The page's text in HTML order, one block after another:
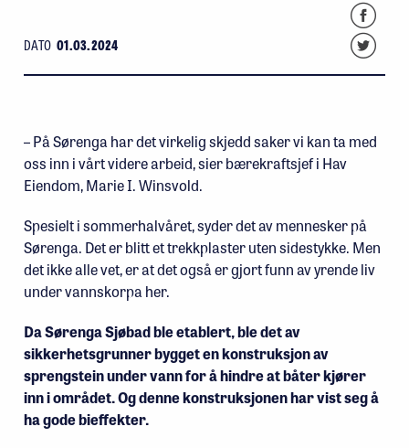
DATO 01.03.2024
– På Sørenga har det virkelig skjedd saker vi kan ta med
oss inn i vårt videre arbeid, sier bærekraftsjef i Hav
Eiendom, Marie I. Winsvold.
Spesielt i sommerhalvåret, syder det av mennesker på
Sørenga. Det er blitt et trekkplaster uten sidestykke. Men
det ikke alle vet, er at det også er gjort funn av yrende liv
under vannskorpa her.
Da Sørenga Sjøbad ble etablert, ble det av
sikkerhetsgrunner bygget en konstruksjon av
sprengstein under vann for å hindre at båter kjører
inn i området. Og denne konstruksjonen har vist seg å
ha gode bieffekter.